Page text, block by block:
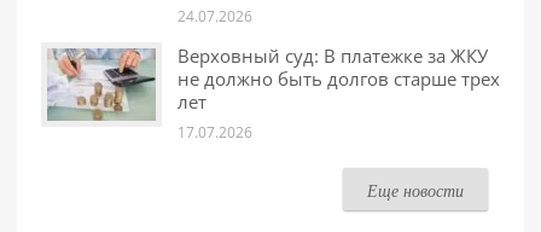
24.07.2026
Верховный суд: В платежке за ЖКУ
не должно быть долгов старше трех
лет
17.07.2026
Еще новости